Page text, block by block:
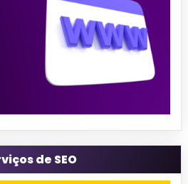
de SEO